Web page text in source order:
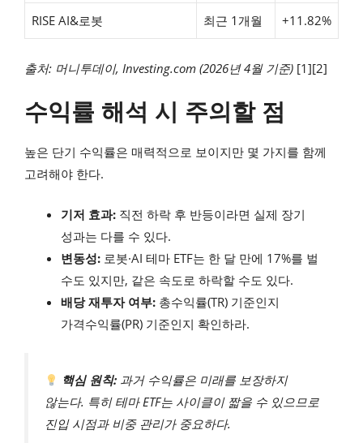
RISE AI&로봇 최근 1개월 +11.82%
출처: 머니투데이, Investing.com (2026년 4월 기준) [1][2]
수익률 해석 시 주의할 점
높은 단기 수익률은 매력적으로 보이지만 몇 가지를 함께
고려해야 한다.
기저 효과: 직전 하락 후 반등이라면 실제 장기
성과는 다를 수 있다.
변동성: 로봇·AI 테마 ETF는 한 달 만에 17%를 벌
수도 있지만, 같은 속도로 하락할 수도 있다.
배당 재투자 여부: 총수익률(TR) 기준인지
가격수익률(PR) 기준인지 확인하라.
핵심 원칙: 과거 수익률은 미래를 보장하지
않는다. 특히 테마 ETF는 사이클이 짧을 수 있으므로
진입 시점과 비중 관리가 중요하다.